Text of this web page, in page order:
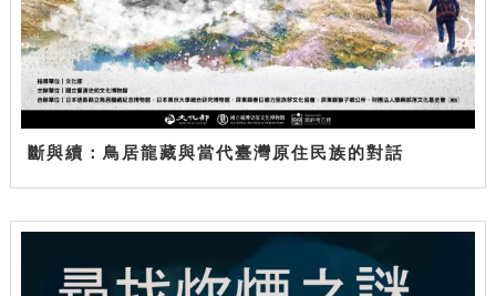
斷與續：鳥居龍藏與當代臺灣原住民族的對話